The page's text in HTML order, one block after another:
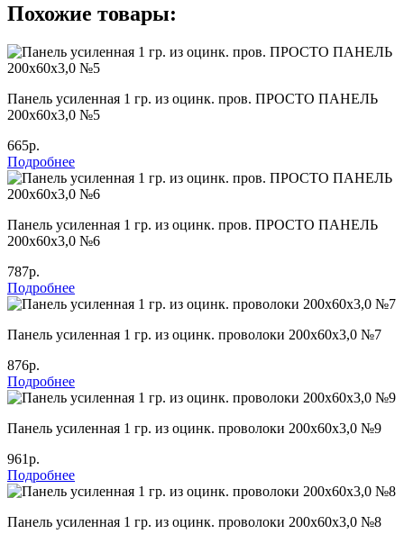
Похожие товары:
Панель усиленная 1 гр. из оцинк. пров. ПРОСТО ПАНЕЛЬ
200х60х3,0 №5
665р.
Подробнее
Панель усиленная 1 гр. из оцинк. пров. ПРОСТО ПАНЕЛЬ
200х60х3,0 №6
787р.
Подробнее
Панель усиленная 1 гр. из оцинк. проволоки 200х60х3,0 №7
876р.
Подробнее
Панель усиленная 1 гр. из оцинк. проволоки 200х60х3,0 №9
961р.
Подробнее
Панель усиленная 1 гр. из оцинк. проволоки 200х60х3,0 №8